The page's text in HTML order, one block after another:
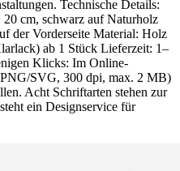
Technische Details:
cm, schwarz auf Naturholz
der Vorderseite Material: Holz
ab 1 Stück Lieferzeit: 1–
Klicks: Im Online-
SVG, 300 dpi, max. 2 MB)
Acht Schriftarten stehen zur
ein Designservice für